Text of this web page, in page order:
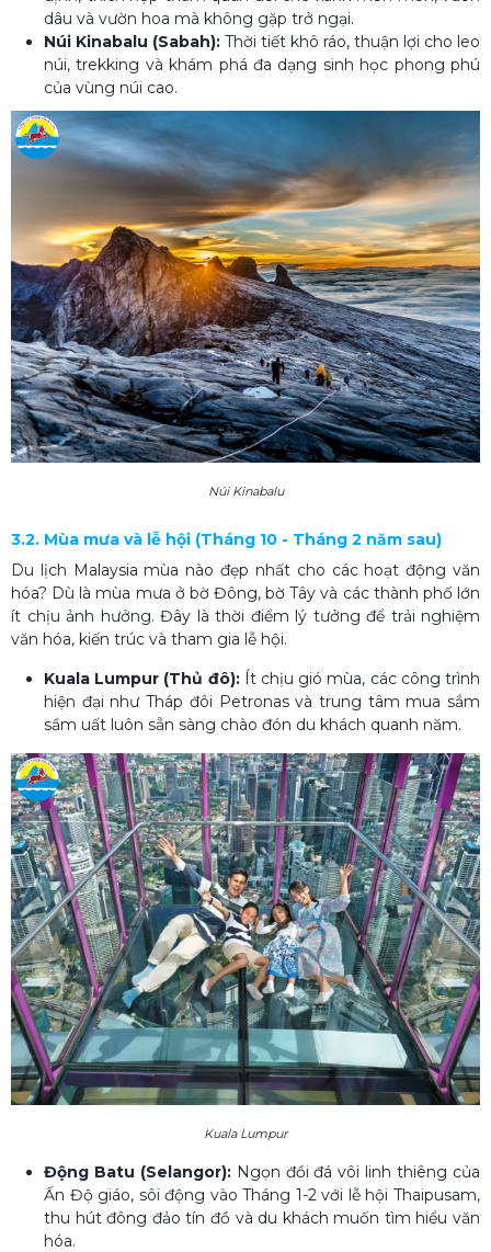
dâu và vườn hoa mà không gặp trở ngại.
Núi Kinabalu (Sabah): Thời tiết khô ráo, thuận lợi cho leo
núi, trekking và khám phá đa dạng sinh học phong phú
của vùng núi cao.
Núi Kinabalu
3.2. Mùa mưa và lễ hội (Tháng 10 - Tháng 2 năm sau)
Du lịch Malaysia mùa nào đẹp nhất cho các hoạt động văn
hóa? Dù là mùa mưa ở bờ Đông, bờ Tây và các thành phố lớn
ít chịu ảnh hưởng. Đây là thời điểm lý tưởng để trải nghiệm
văn hóa, kiến trúc và tham gia lễ hội.
Kuala Lumpur (Thủ đô):Ít chịu gió mùa, các công trình
hiện đại như Tháp đôi Petronas và trung tâm mua sắm
sầm uất luôn sẵn sàng chào đón du khách quanh năm.
Kuala Lumpur
Động Batu (Selangor):Ngọn đồi đá vôi linh thiêng của
Ấn Độ giáo, sôi động vào Tháng 1-2 với lễ hội Thaipusam,
thu hút đông đảo tín đồ và du khách muốn tìm hiểu văn
hóa.